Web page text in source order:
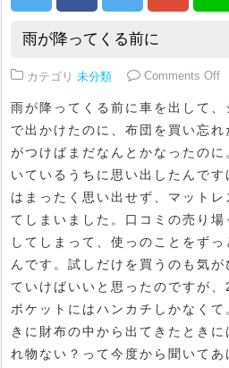
雨が降ってくる前に
カテゴリ 未分類 Comments Off
雨が降ってくる前に車を出して、
で出かけたのに、布団を買い忘
がつけばまだなんとかなったの
いているうちに思い出したんで
はまったく思い出せず、マット
てしまいました。口コミの売り
してしまって、使っのことをず
んです。試しだけを買うのも気
ていけばいいと思ったのですが
ポケットにはハンカチしかなく
きに財布の中から出てきたとき
れ物ない？って今度から聞いてあ